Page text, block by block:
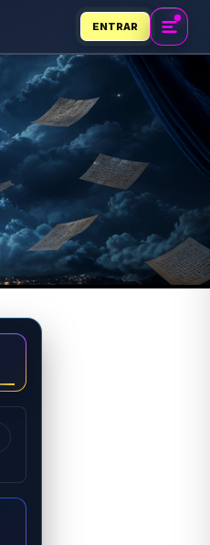
ENTRAR